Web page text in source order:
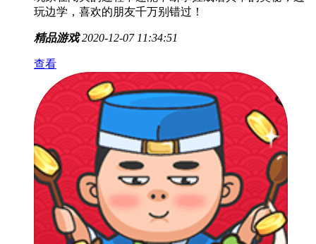
玩边学，喜欢的朋友千万别错过！
精品游戏 2020-12-07 11:34:51
查看